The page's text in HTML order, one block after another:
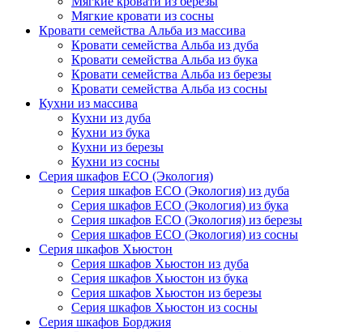
Мягкие кровати из сосны
Кровати семейства Альба из массива
Кровати семейства Альба из дуба
Кровати семейства Альба из бука
Кровати семейства Альба из березы
Кровати семейства Альба из сосны
Кухни из массива
Кухни из дуба
Кухни из бука
Кухни из березы
Кухни из сосны
Серия шкафов ECO (Экология)
Серия шкафов ECO (Экология) из дуба
Серия шкафов ECO (Экология) из бука
Серия шкафов ECO (Экология) из березы
Серия шкафов ECO (Экология) из сосны
Серия шкафов Хьюстон
Серия шкафов Хьюстон из дуба
Серия шкафов Хьюстон из бука
Серия шкафов Хьюстон из березы
Серия шкафов Хьюстон из сосны
Серия шкафов Борджия